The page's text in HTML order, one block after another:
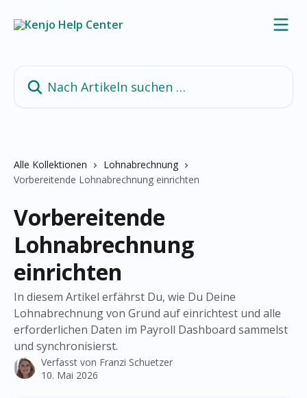
Alle Kollektionen
Lohnabrechnung
Vorbereitende Lohnabrechnung einrichten
Vorbereitende
Lohnabrechnung
einrichten
In diesem Artikel erfährst Du, wie Du Deine
Lohnabrechnung von Grund auf einrichtest und alle
erforderlichen Daten im Payroll Dashboard sammelst
und synchronisierst.
Verfasst von Franzi Schuetzer
10. Mai 2026